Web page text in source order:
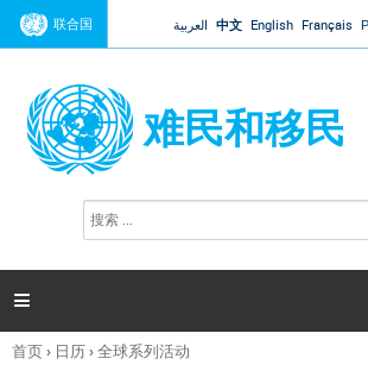
Jump to navigation
联合国 العربية 中文 English Français
难民和移民
搜
索

你
首页› 日历›全球系列活动